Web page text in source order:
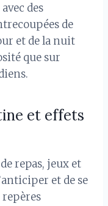
des
de
et de la nuit
que sur
et effets
repas, jeux et
et de se
repères